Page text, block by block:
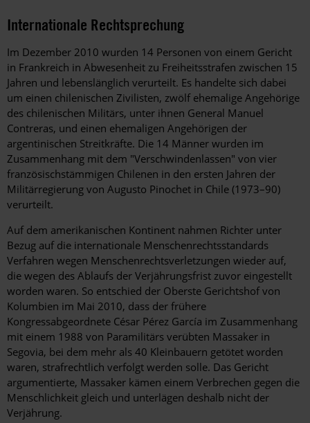
Internationale Rechtsprechung
Im Dezember 2010 wurden 14 Personen von einem Gericht
in Frankreich in Abwesenheit zu Freiheitsstrafen zwischen 15
Jahren und lebenslänglich verurteilt. Es handelte sich dabei
um einen chilenischen Zivilisten, zwölf ehemalige Angehörige
des chilenischen Militärs, unter ihnen General Manuel
Contreras, und einen ehemaligen Angehörigen der
argentinischen Streitkräfte. Die 14 Männer wurden im
Zusammenhang mit dem "Verschwindenlassen" von vier
französischstämmigen Chilenen in den ersten Jahren der
Militärregierung von Augusto Pinochet in Chile (1973–90)
verurteilt.
Auf dem amerikanischen Kontinent nahmen Richter unter
Bezug auf die internationale Menschenrechtsstandards
Verfahren wegen Menschenrechtsverletzungen wieder auf,
die wegen des Ablaufs der Verjährungsfrist zuvor eingestellt
worden waren. So entschied der Oberste Gerichtshof von
Kolumbien im Mai 2010, dass der frühere
Kongressabgeordnete César Pérez García im Zusammenhang
mit einem 1988 von Paramilitärs verübten Massaker in
Segovia, bei dem mehr als 40 Kleinbauern getötet worden
waren, strafrechtlich verfolgt werden solle. Das Gericht
argumentierte, Massaker kämen einem Verbrechen gegen die
Menschlichkeit gleich und unterlägen deshalb nicht der
Verjährung.